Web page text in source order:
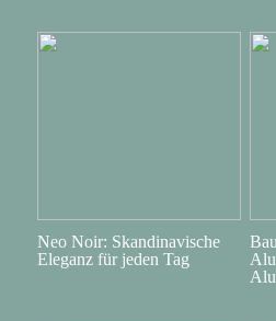
Neo Noir: Skandinavische
Eleganz für jeden Tag